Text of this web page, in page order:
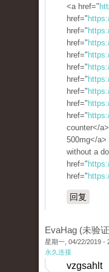
<a href="
href="
href="
href="
href="
href="
href="
href="
href="
href="
counter</
500mg</a>
without a
href="
href="
回复
EvaHag (未验
星期一, 04/22/2019 -
永久连接
vzgsahlt